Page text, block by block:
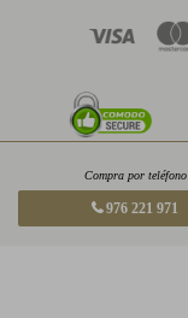
Compra por teléfono
976 221 971